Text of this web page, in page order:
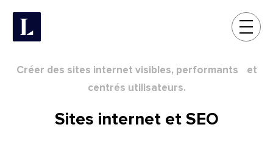
Créer des sites internet visibles, performants et
centrés utilisateurs.
Sites internet et SEO